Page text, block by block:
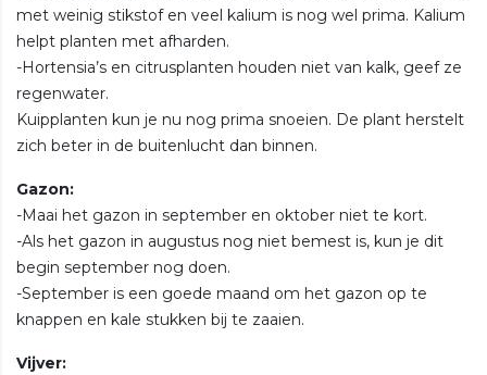
met weinig stikstof en veel kalium is nog wel prima. Kalium
helpt planten met afharden.
-Hortensia’s en citrusplanten houden niet van kalk, geef ze
regenwater.
Kuipplanten kun je nu nog prima snoeien. De plant herstelt
zich beter in de buitenlucht dan binnen.
Gazon:
-Maai het gazon in september en oktober niet te kort.
-Als het gazon in augustus nog niet bemest is, kun je dit
begin september nog doen.
-September is een goede maand om het gazon op te
knappen en kale stukken bij te zaaien.
Vijver: